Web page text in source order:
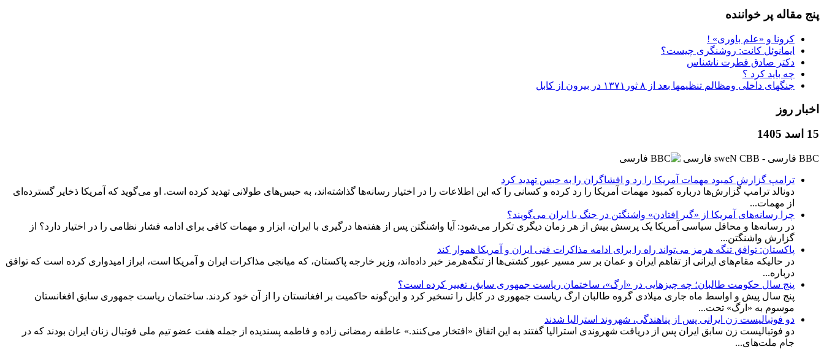
پنج مقاله پر خواننده
کرونا و «علم باوری» !
ایمانوئل کانت: روشنگری چیست؟
دکتر صادق فطرت ناشناس
چه باید کرد ؟
جنگهای داخلی ومظالم تنظیمها بعد از ۸ ثور۱۳۷۱ در بیرون از کابل
اخبار روز
15 اسد 1405
BBC ‮فارسی - BBC News فارسی
ترامپ گزارش کمبود مهمات آمریکا را رد و افشاگران را به حبس تهدید کرد
دونالد ترامپ گزارش‌ها درباره کمبود مهمات آمریکا را رد کرده و کسانی را که این اطلاعات را در اختیار رسانه‌ها گذاشته‌اند، به حبس‌های طولانی تهدید کرده است. او می‌گوید که آمریکا ذخایر گسترده‌ای
از مهمات...
چرا رسانه‌های آمریکا از «گیر افتادن» واشنگتن در جنگ با ایران می‌گویند؟
در رسانه‌ها و محافل سیاسی آمریکا یک پرسش بیش از هر زمان دیگری تکرار می‌شود: آیا واشنگتن پس از هفته‌ها درگیری با ایران، ابزار و مهمات کافی برای ادامه فشار نظامی را در اختیار دارد؟ از
گزارش واشنگتن...
پاکستان: توافق تنگه هرمز می‌تواند راه را برای ادامه مذاکرات فنی ایران و آمریکا هموار کند
در حالیکه مقام‌های ایرانی از تفاهم ایران و عمان بر سر مسیر عبور کشتی‌ها از تنگه‌هرمز خبر داده‌اند،‌ وزیر خارجه پاکستان، که میانجی مذاکرات ایران و آمریکا است، ابراز امیدواری کرده است که توافق
درباره...
پنج سال حکومت طالبان؛ چه چیزهایی در «ارگ»، ساختمان ریاست جمهوری سابق، تغییر کرده است؟
پنج سال پیش و اواسط ماه جاری میلادی گروه طالبان ارگ ریاست جمهوری در کابل را تسخیر کرد و این‌گونه حاکمیت بر افغانستان را از آن خود کردند. ساختمان ریاست جمهوری سابق افغانستان
موسوم به «ارگ» تحت...
دو فوتبالیست زن ایرانی پس از پناهندگی، شهروند استرالیا شدند
دو فوتبالیست زن سابق ایران پس از دریافت شهروندی استرالیا گفتند به این اتفاق «افتخار می‌کنند.» عاطفه رمضانی زاده و فاطمه پسندیده از جمله هفت عضو تیم ملی فوتبال زنان ایران بودند که در
جام ملت‌های...